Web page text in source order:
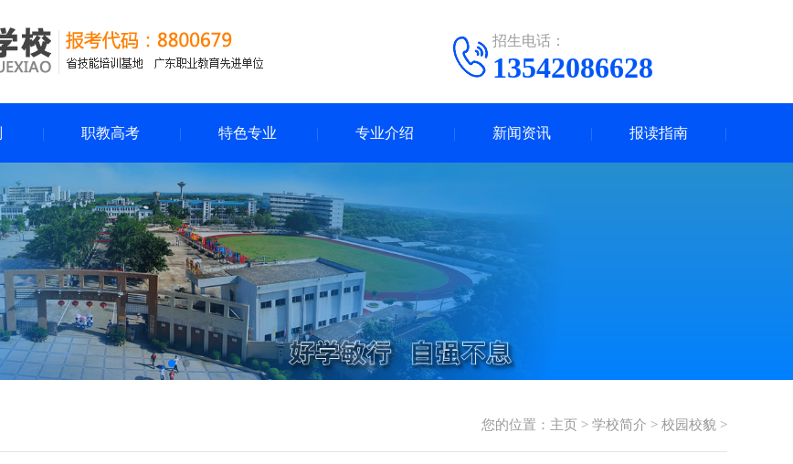
招生电话：
13542086628
职教高考 特色专业 专业介绍 新闻资讯 报读指南
您的位置： 主页 > 学校简介 > 校园校貌 >